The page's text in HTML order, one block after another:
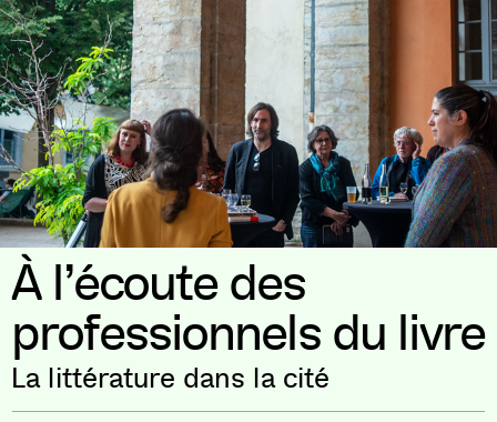
À l’écoute des
professionnels du livre
La littérature dans la cité